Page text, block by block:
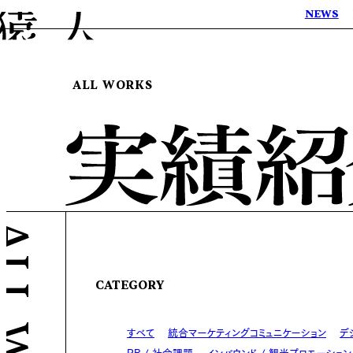
NEWS
ALL WORKS
CATEGORY
すべて 統合マーケティングコミュニケーション デ